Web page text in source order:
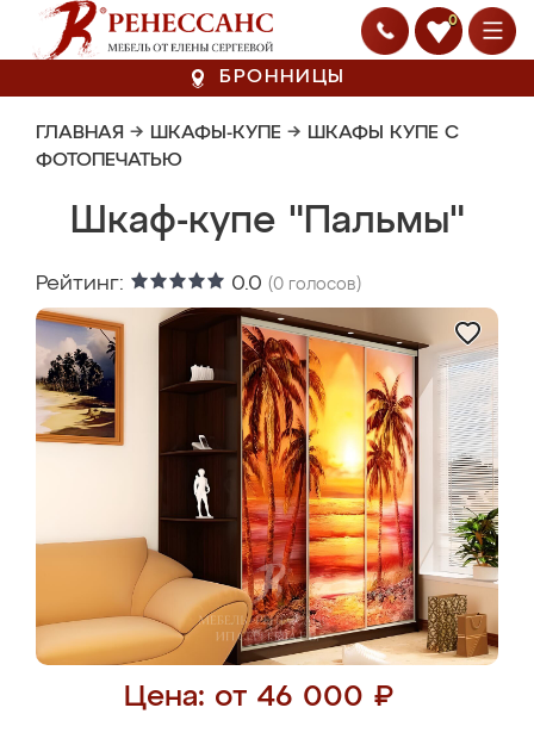
0
БРОННИЦЫ
ГЛАВНАЯ → ШКАФЫ-КУПЕ → ШКАФЫ КУПЕ С
ФОТОПЕЧАТЬЮ
Шкаф-купе "Пальмы"
Рейтинг: 0.0 (0 голосов)
Цена: от 46 000 ₽